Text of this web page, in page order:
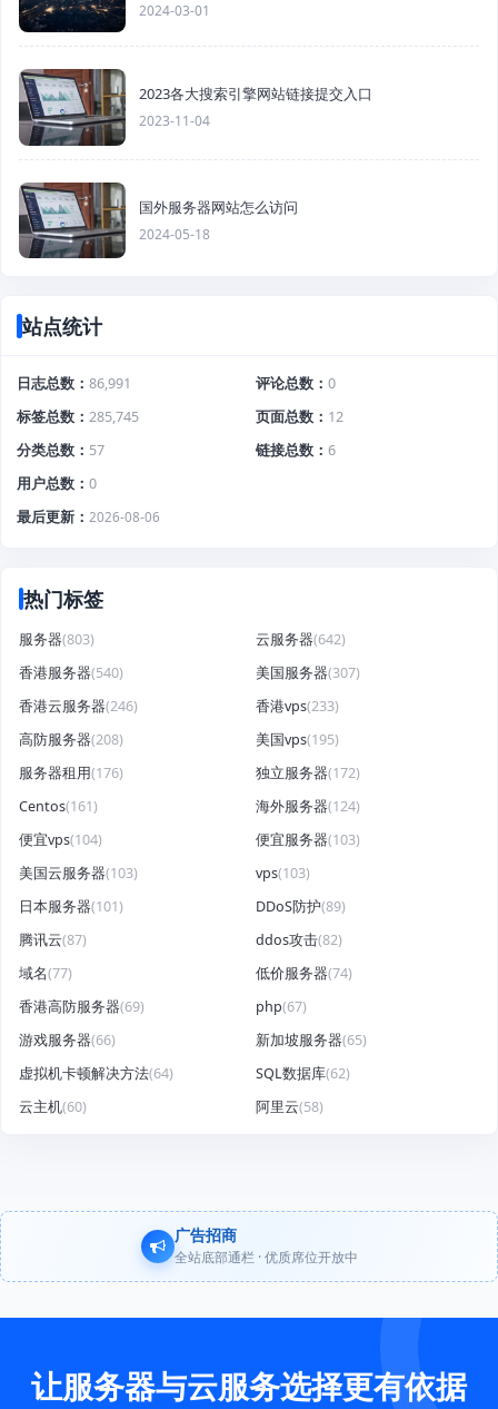
2024-03-01
2023各大搜索引擎网站链接提交入口
2023-11-04
国外服务器网站怎么访问
2024-05-18
站点统计
日志总数 86,991 评论总数
0
标签总数
285,745 页面总数
12
分类总数
57 链接总数
6
用户总数
0
最后更新
2026-08-06
热门标签
服务器(803) 云服务器(642)
香港服务器(540) 美国服务器(307)
香港云服务器(246) 香港vps(233)
高防服务器(208) 美国vps(195)
服务器租用(176) 独立服务器(172)
Centos(161) 海外服务器(124)
便宜vps(104) 便宜服务器(103)
美国云服务器(103) vps(103)
日本服务器(101) DDoS防护(89)
腾讯云(87) ddos攻击(82)
域名(77) 低价服务器(74)
香港高防服务器(69) php(67)
游戏服务器(66) 新加坡服务器(65)
虚拟机卡顿解决方法(64) SQL数据库(62)
云主机(60) 阿里云(58)
广告招商
全站底部通栏 · 优质席位开放中
让服务器与云服务选择更有依据